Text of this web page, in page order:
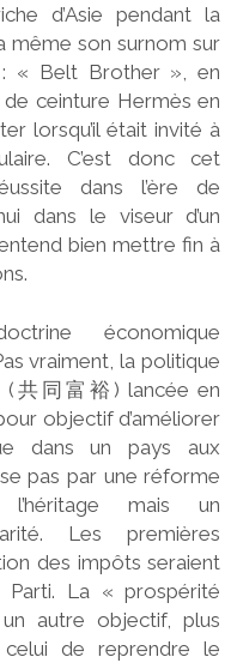
d’Asie pendant la
même son surnom sur
: « Belt Brother », en
ceinture Hermès en
lorsqu’il était invité à
C’est donc cet
dans l’ère de
dans le viseur d’un
bien mettre fin à
économique
vraiment, la politique
( 共同富裕 ) lancée en
objectif d’améliorer
dans un pays aux
pas par une réforme
mais un
Les premières
des impôts seraient
La « prospérité
autre objectif, plus
de reprendre le